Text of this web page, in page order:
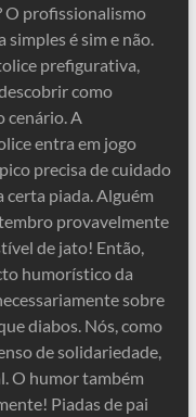
O profissionalismo
é sim e não.
prefigurativa,
como
cenário. A
entra em jogo
precisa de cuidado
certa piada. Alguém
provavelmente
de jato! Então,
humorístico da
sobre
diabos. Nós, como
de solidariedade,
O humor também
Piadas de pai